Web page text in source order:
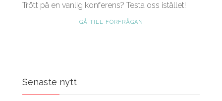
Trött på en vanlig konferens? Testa oss istället!
GÅ TILL FÖRFRÅGAN
Senaste nytt